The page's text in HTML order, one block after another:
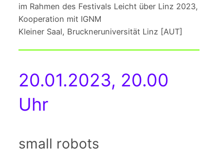
im Rahmen des Festivals Leicht über Linz 2023,
Kooperation mit IGNM
Kleiner Saal, Bruckneruniversität Linz [AUT]
20.01.2023, 20.00
Uhr
small robots